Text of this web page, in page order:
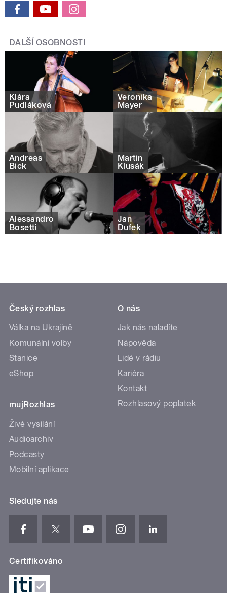
DALŠÍ OSOBNOSTI
Klára
Pudláková
Veronika
Mayer
Andreas
Bick
Martin
Klusák
Alessandro
Bosetti
Jan
Dufek
Český rozhlas
Válka na Ukrajině
Komunální volby
Stanice
eShop
mujRozhlas
Živé vysílání
Audioarchiv
Podcasty
Mobilní aplikace
O nás
Jak nás naladíte
Nápověda
Lidé v rádiu
Kariéra
Kontakt
Rozhlasový poplatek
Sledujte nás
Certifikováno